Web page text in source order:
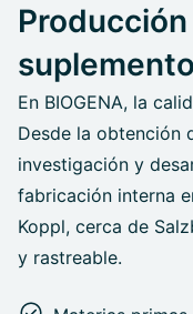
En BIOGENA, la
Desde la obtención
investigación y
fabricación interna
Koppl, cerca de
y rastreable.